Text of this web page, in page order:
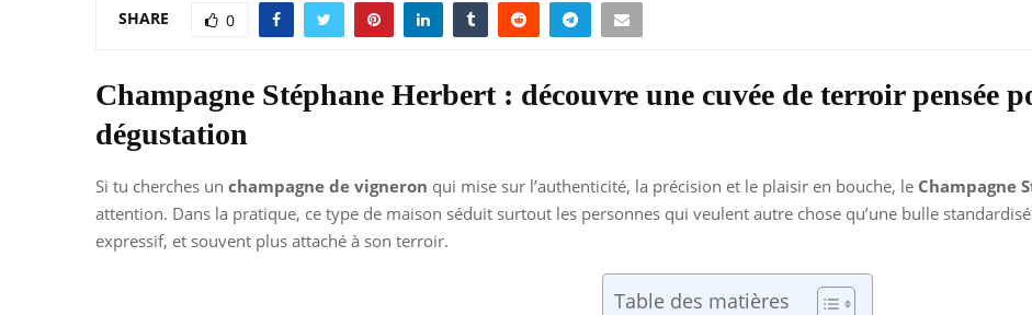
SHARE 0
Champagne Stéphane Herbert : découvre une cuvée de terroir pensée
dégustation
Si tu cherches un champagne de vigneron qui mise sur l’authenticité, la précision et le plaisir en bouche, le Champagne
attention. Dans la pratique, ce type de maison séduit surtout les personnes qui veulent autre chose qu’une bulle
expressif, et souvent plus attaché à son terroir.
Table des matières